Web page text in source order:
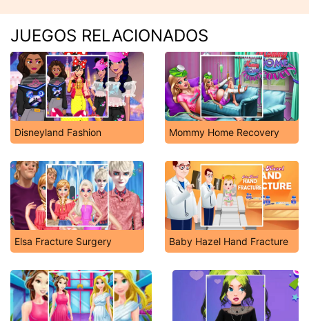
JUEGOS RELACIONADOS
Disneyland Fashion Mommy Home Recovery
Elsa Fracture Surgery Baby Hazel Hand Fracture